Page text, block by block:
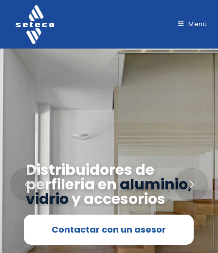
Menú
Distribuidores de
perfilería en aluminio,
vidrioy accesorios
Contactar con un asesor